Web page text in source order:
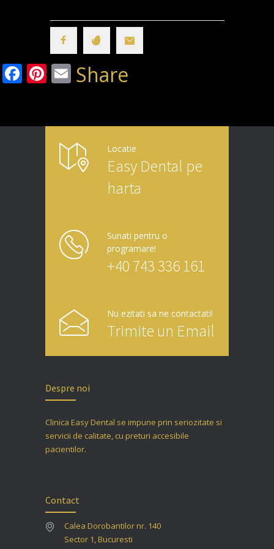
Facebook
Pinterest
Email
Share
Locatie
Easy Dental pe
harta
Sunati pentru o
programare!
+40 743 336 161
Nu ezitati sa ne contactati!
Trimite un Email
Despre noi
Clinica Easy Dental se impune prin seriozitate si
servicii de calitate, cu preturi accesibile
pacientilor.
Contact
Calea Dorobantilor nr. 140
Sector 1, Bucuresti